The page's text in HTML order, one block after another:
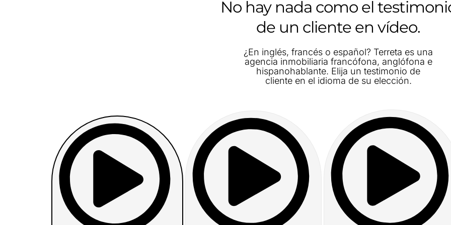
No hay nada como el
de un cliente en vídeo.
¿En inglés, francés o español? Terreta es una
agencia inmobiliaria francófona, anglófona e
hispanohablante. Elija un testimonio de
cliente en el idioma de su elección.